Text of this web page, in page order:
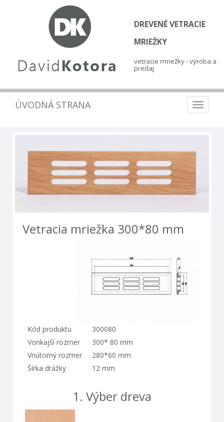
DREVENÉ VETRACIE
MRIEŽKY
vetracie mriežky - výroba a
predaj
Toggle
ÚVODNÁ STRANA
vetracia mriežka 300*80 mm
kód produktu
300080
vonkajší rozmer
300* 80 mm
vnútorný rozmer
280*60 mm
šírka drážky
12 mm
1. výber dreva